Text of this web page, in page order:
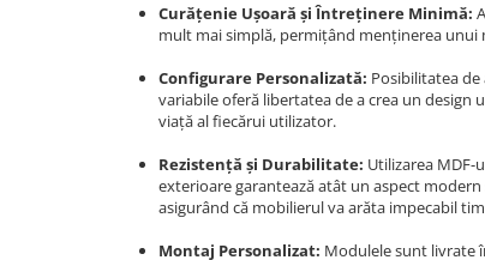
Curățenie Ușoară și Întreținere Minimă:
mult mai simplă, permițând menținerea
Configurare Personalizată: Posibilitatea
variabile oferă libertatea de a crea un
viață al fiecărui utilizator.
Rezistență și Durabilitate: Utilizarea
exterioare garantează atât un aspect
asigurând că mobilierul va arăta impecabil
Montaj Personalizat: Modulele sunt livrate